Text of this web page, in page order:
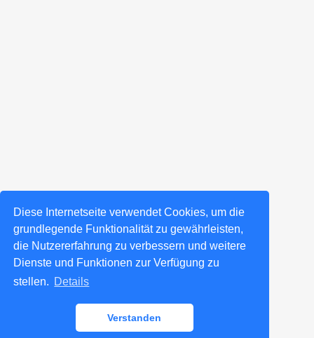
Diese Internetseite verwendet Cookies, um die
grundlegende Funktionalität zu gewährleisten,
die Nutzererfahrung zu verbessern und weitere
Dienste und Funktionen zur Verfügung zu
stellen. Details
Verstanden